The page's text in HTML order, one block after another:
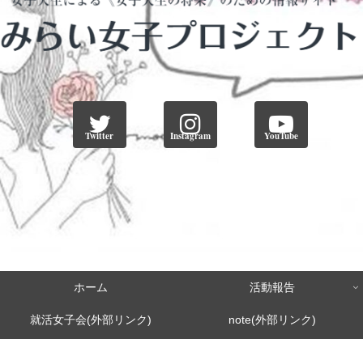
Twitter Instagram YouTube
ホーム 活動報告
就活女子会(外部リンク) note(外部リンク)